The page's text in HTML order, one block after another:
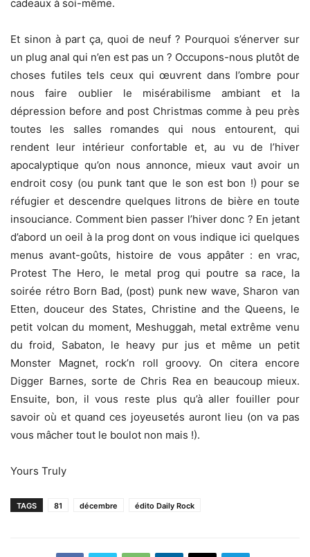
cadeaux à soi-même.
Et sinon à part ça, quoi de neuf ? Pourquoi s’énerver sur
un plug anal qui n’en est pas un ? Occupons-nous plutôt de
choses futiles tels ceux qui œuvrent dans l’ombre pour
nous faire oublier le misérabilisme ambiant et la
dépression before and post Christmas comme à peu près
toutes les salles romandes qui nous entourent, qui
rendent leur intérieur confortable et, au vu de l’hiver
apocalyptique qu’on nous annonce, mieux vaut avoir un
endroit cosy (ou punk tant que le son est bon !) pour se
réfugier et descendre quelques litrons de bière en toute
insouciance. Comment bien passer l’hiver donc ? En jetant
d’abord un oeil à la prog dont on vous indique ici quelques
menus avant-goûts, histoire de vous appâter : en vrac,
Protest The Hero, le metal prog qui poutre sa race, la
soirée rétro Born Bad, (post) punk new wave, Sharon van
Etten, douceur des States, Christine and the Queens, le
petit volcan du moment, Meshuggah, metal extrême venu
du froid, Sabaton, le heavy pur jus et même un petit
Monster Magnet, rock’n roll groovy. On citera encore
Digger Barnes, sorte de Chris Rea en beaucoup mieux.
Ensuite, bon, il vous reste plus qu’à aller fouiller pour
savoir où et quand ces joyeusetés auront lieu (on va pas
vous mâcher tout le boulot non mais !).
Yours Truly
TAGS 81 décembre édito Daily Rock